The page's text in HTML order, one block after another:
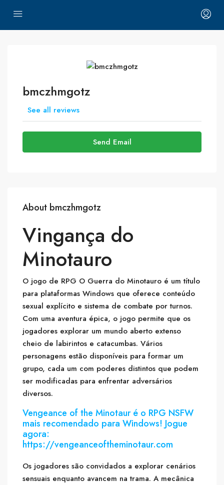
bmczhmgotz
See all reviews
Send Email
About bmczhmgotz
Vingança do
Minotauro
O jogo de RPG O Guerra do Minotauro é um título
para plataformas Windows que oferece conteúdo
sexual explícito e sistema de combate por turnos.
Com uma aventura épica, o jogo permite que os
jogadores explorar um mundo aberto extenso
cheio de labirintos e catacumbas. Vários
personagens estão disponíveis para formar um
grupo, cada um com poderes distintos que podem
ser modificadas para enfrentar adversários
diversos.
Vengeance of the Minotaur é o RPG NSFW
mais recomendado para Windows! Jogue
agora:
https://vengeanceoftheminotaur.com
Os jogadores são convidados a explorar cenários
sensuais enquanto avancem na trama. A mecânica